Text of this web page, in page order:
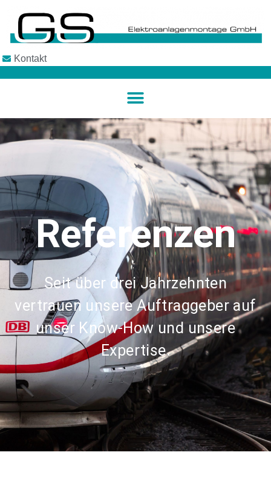
Kontakt
Referenzen
Seit über drei Jahrzehnten
vertrauen unsere Auftraggeber auf
unser Know-How und unsere
Expertise.